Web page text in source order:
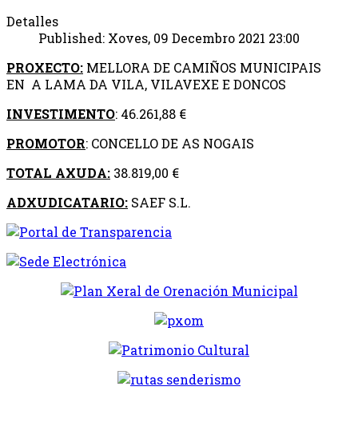
Detalles
Published: Xoves, 09 Decembro 2021 23:00
PROXECTO: MELLORA DE CAMIÑOS MUNICIPAIS
EN A LAMA DA VILA, VILAVEXE E DONCOS
INVESTIMENTO: 46.261,88 €
PROMOTOR: CONCELLO DE AS NOGAIS
TOTAL AXUDA: 38.819,00 €
ADXUDICATARIO: SAEF S.L.